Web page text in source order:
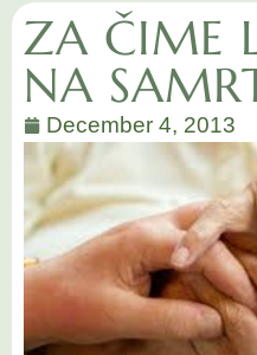
ZA ČIME
NA
December 4, 2013